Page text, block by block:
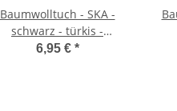
Baumwolltuch - SKA -
schwarz - türkis -
quadratisches Tuch
6,95 € *